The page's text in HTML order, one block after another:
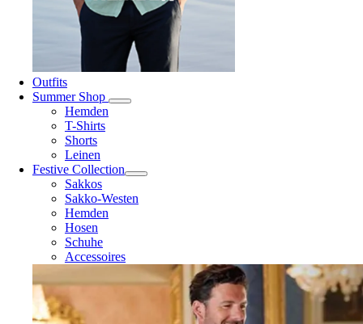
Outfits
Summer Shop
Hemden
T-Shirts
Shorts
Leinen
Festive Collection
Sakkos
Sakko-Westen
Hemden
Hosen
Schuhe
Accessoires